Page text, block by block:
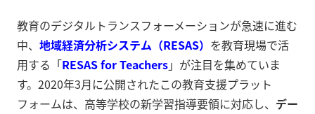
教育のデジタルトランスフォーメーションが急速に進む
中、 地域経済分析システム（RESAS） を教育現場で活
用する「RESAS for Teachers」が注目を集めていま
す。2020年3月に公開されたこの教育支援プラット
フォームは、高等学校の新学習指導要領に対応し、 デー